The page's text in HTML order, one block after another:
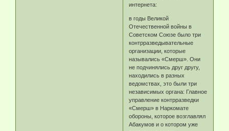
интернета:
в годы Великой
Отечественной войны в
Советском Союзе было три
контрразведывательные
организации, которые
назывались «Смерш». Они
не подчинялись друг другу,
находились в разных
ведомствах, это были три
независимых органа: Главное
управление контрразведки
«Смерш» в Наркомате
обороны, которое возглавлял
Абакумов и о котором уже